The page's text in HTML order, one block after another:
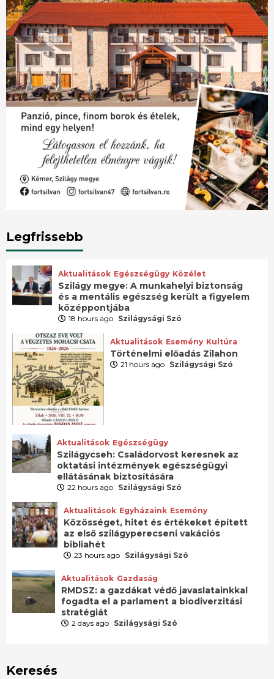
Legfrissebb
Aktualitások Egészségügy Közélet
Szilágy megye: A munkahelyi biztonság
és a mentális egészség került a figyelem
középpontjába
18 hours ago Szilágysági Szó
Aktualitások Esemény Kultúra
Történelmi előadás Zilahon
21 hours ago Szilágysági Szó
Aktualitások Egészségügy
Szilágycseh: Családorvost keresnek az
oktatási intézmények egészségügyi
ellátásának biztosítására
22 hours ago Szilágysági Szó
Aktualitások Egyházaink Esemény
Közösséget, hitet és értékeket épített
az első szilágyperecseni vakációs
bibliahét
23 hours ago Szilágysági Szó
Aktualitások Gazdaság
RMDSZ: a gazdákat védő javaslatainkkal
fogadta el a parlament a biodiverzitási
stratégiát
2 days ago Szilágysági Szó
Keresés